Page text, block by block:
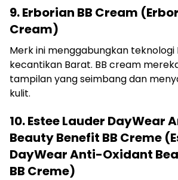
9. Erborian BB Cream
Cream)
Merk ini menggabungkan teknologi
kecantikan Barat. BB cream
tampilan yang seimbang dan
kulit.
10. Estee Lauder DayWear
Beauty Benefit BB Creme
DayWear Anti-Oxidant
BB Creme)